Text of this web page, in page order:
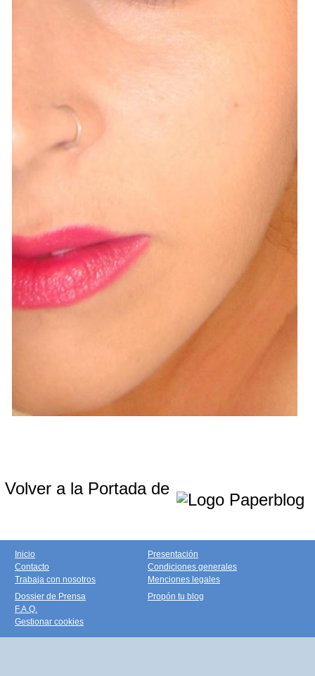
Volver a la Portada de
Inicio
Contacto
Trabaja con nosotros
Presentación
Condiciones generales
Menciones legales
Dossier de Prensa
F.A.Q.
Gestionar cookies
Propón tu blog